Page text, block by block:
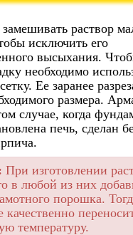
раствор
исключить его
высыхания.
необходимо
Ее заранее
размера.
случае, когда
печь, сделан
При изготовлении
в любой из них
порошка.
качественно
температуру.